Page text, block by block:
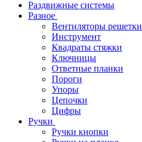
Раздвижные системы
Разное
Вентиляторы решетки
Инструмент
Квадраты стяжки
Ключницы
Ответные планки
Пороги
Упоры
Цепочки
Цифры
Ручки
Ручки кнопки